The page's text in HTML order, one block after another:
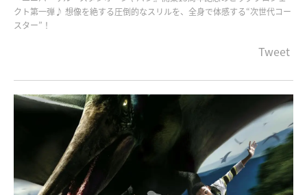
クト第一弾♪ 想像を絶する圧倒的なスリルを、全身で体感する“次世代コー
スター”！
Tweet